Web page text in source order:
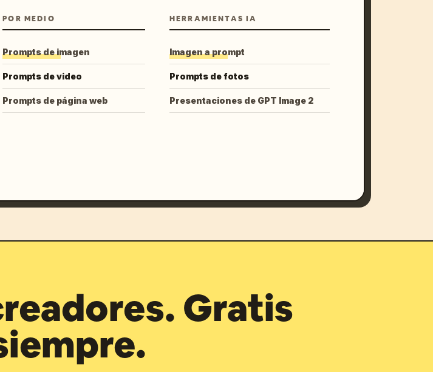
POR MEDIO
Prompts de imagen
Prompts de video
Prompts de página web
HERRAMIENTAS IA
Imagen a prompt
Prompts de fotos
Presentaciones de GPT Image 2
Gratis